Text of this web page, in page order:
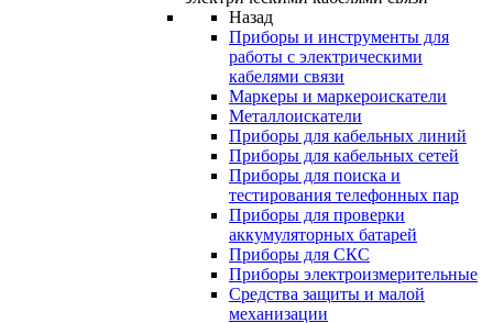
Назад
Приборы и инструменты для
работы с электрическими
кабелями связи
Маркеры и маркероискатели
Металлоискатели
Приборы для кабельных линий
Приборы для кабельных сетей
Приборы для поиска и
тестирования телефонных пар
Приборы для проверки
аккумуляторных батарей
Приборы для СКС
Приборы электроизмерительные
Средства защиты и малой
механизации